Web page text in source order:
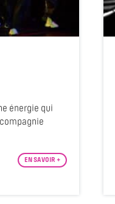
énergie qui
EN SAVOIR +